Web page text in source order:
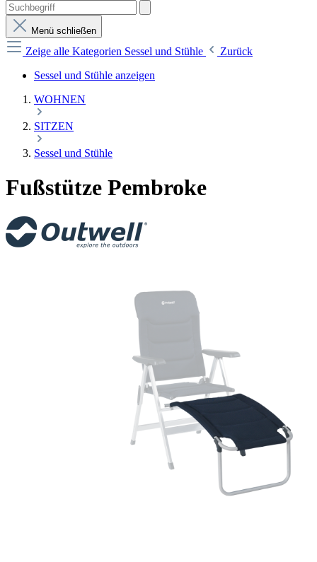
Menü schließen
Zeige alle Kategorien Sessel und Stühle
Zurück
Sessel und Stühle anzeigen
WOHNEN
SITZEN
Sessel und Stühle
Fußstütze Pembroke